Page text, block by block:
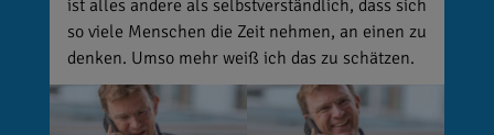
ist alles andere als selbstverständlich, dass sich
so viele Menschen die Zeit nehmen, an einen zu
denken. Umso mehr weiß ich das zu schätzen.